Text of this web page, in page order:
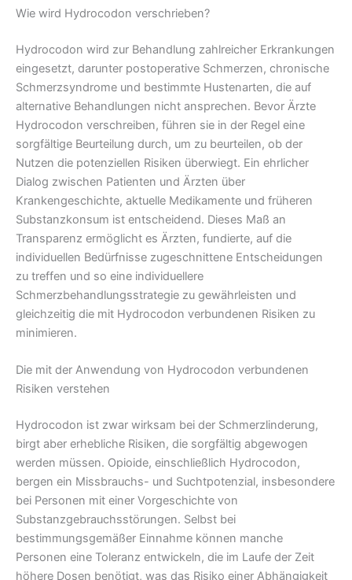
Wie wird Hydrocodon verschrieben?
Hydrocodon wird zur Behandlung zahlreicher Erkrankungen
eingesetzt, darunter postoperative Schmerzen, chronische
Schmerzsyndrome und bestimmte Hustenarten, die auf
alternative Behandlungen nicht ansprechen. Bevor Ärzte
Hydrocodon verschreiben, führen sie in der Regel eine
sorgfältige Beurteilung durch, um zu beurteilen, ob der
Nutzen die potenziellen Risiken überwiegt. Ein ehrlicher
Dialog zwischen Patienten und Ärzten über
Krankengeschichte, aktuelle Medikamente und früheren
Substanzkonsum ist entscheidend. Dieses Maß an
Transparenz ermöglicht es Ärzten, fundierte, auf die
individuellen Bedürfnisse zugeschnittene Entscheidungen
zu treffen und so eine individuellere
Schmerzbehandlungsstrategie zu gewährleisten und
gleichzeitig die mit Hydrocodon verbundenen Risiken zu
minimieren.
Die mit der Anwendung von Hydrocodon verbundenen
Risiken verstehen
Hydrocodon ist zwar wirksam bei der Schmerzlinderung,
birgt aber erhebliche Risiken, die sorgfältig abgewogen
werden müssen. Opioide, einschließlich Hydrocodon,
bergen ein Missbrauchs- und Suchtpotenzial, insbesondere
bei Personen mit einer Vorgeschichte von
Substanzgebrauchsstörungen. Selbst bei
bestimmungsgemäßer Einnahme können manche
Personen eine Toleranz entwickeln, die im Laufe der Zeit
höhere Dosen benötigt, was das Risiko einer Abhängigkeit